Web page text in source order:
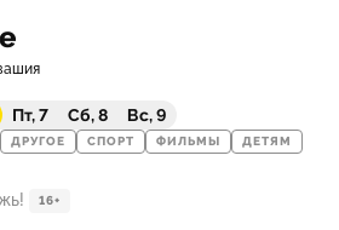
Пт, 7 Сб, 8 Вс, 9
ДРУГОЕ СПОРТ ФИЛЬМЫ ДЕТЯМ
16+